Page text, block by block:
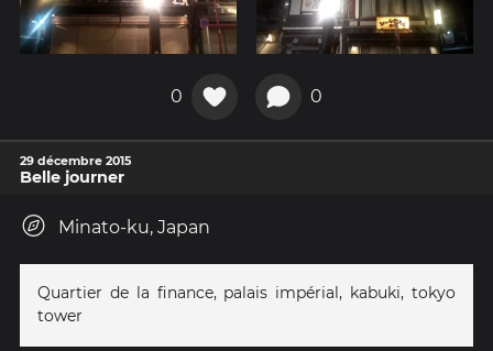
0 0
29 décembre 2015
Belle journer
Minato-ku, Japan
Quartier de la finance, palais impérial, kabuki, tokyo
tower